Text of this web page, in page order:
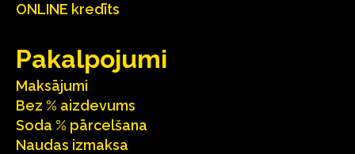
ONLINE kredīts
Pakalpojumi
Maksājumi
Bez % aizdevums
Soda % pārcelšana
Naudas izmaksa